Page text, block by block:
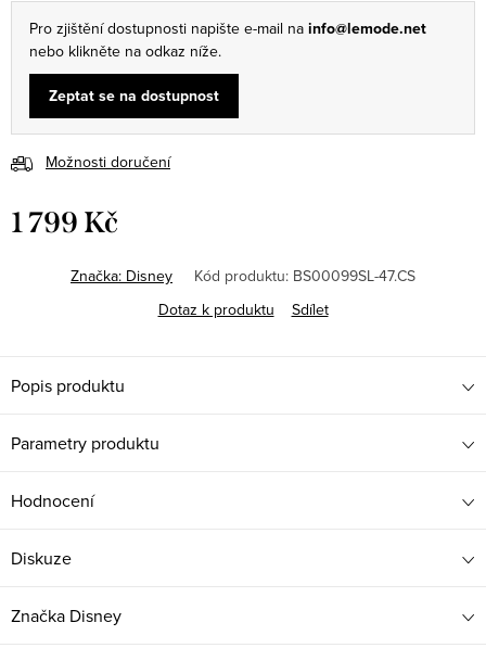
Pro zjištění dostupnosti napište e-mail na info@lemode.net
nebo klikněte na odkaz níže.
Zeptat se na dostupnost
Možnosti doručení
1 799 Kč
Značka: Disney Kód produktu: BS00099SL-47.CS
Dotaz k produktu
Sdílet
Popis produktu
Parametry produktu
Hodnocení
Diskuze
Značka Disney